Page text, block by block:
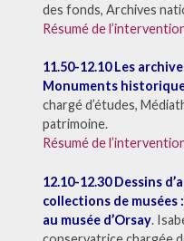
des fonds, Archives
Résumé de
11.50-12.10 Les
Monuments
chargé d’études,
patrimoine.
Résumé de
12.10-12.30 Dessins
collections de musées
au musée d’Orsay.